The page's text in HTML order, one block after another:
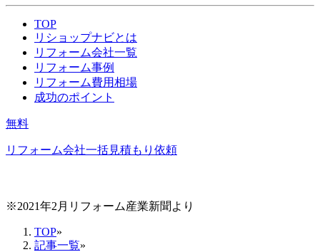
TOP
リショップナビとは
リフォーム会社一覧
リフォーム事例
リフォーム費用相場
成功のポイント
無料
リフォーム会社一括見積もり依頼
※2021年2月リフォーム産業新聞より
TOP»
記事一覧»